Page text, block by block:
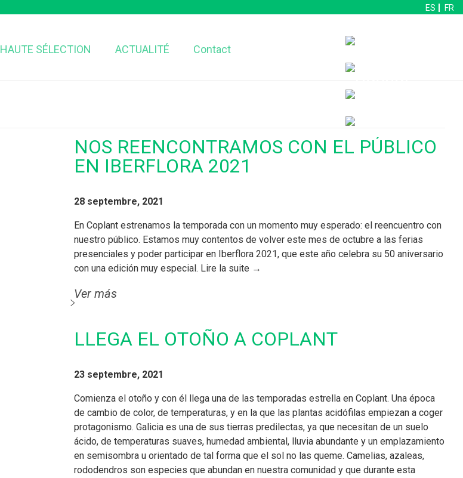
ES FR
HAUTE SÉLECTION ACTUALITÉ Contact
NOS REENCONTRAMOS CON EL PÚBLICO
EN IBERFLORA 2021
28 septembre, 2021
En Coplant estrenamos la temporada con un momento muy esperado: el reencuentro con
nuestro público. Estamos muy contentos de volver este mes de octubre a las ferias
presenciales y poder participar en Iberflora 2021, que este año celebra su 50 aniversario
con una edición muy especial. Lire la suite →
Ver más
LLEGA EL OTOÑO A COPLANT
23 septembre, 2021
Comienza el otoño y con él llega una de las temporadas estrella en Coplant. Una época
de cambio de color, de temperaturas, y en la que las plantas acidófilas empiezan a coger
protagonismo. Galicia es una de sus tierras predilectas, ya que necesitan de un suelo
ácido, de temperaturas suaves, humedad ambiental, lluvia abundante y un emplazamiento
en semisombra u orientado de tal forma que el sol no las queme. Camelias, azaleas,
rododendros son especies que abundan en nuestra comunidad y que durante esta